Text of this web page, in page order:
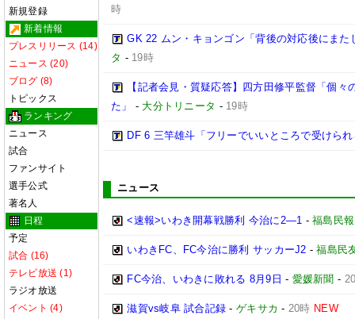
新規登録
新着情報
プレスリリース (14)
ニュース (20)
ブログ (8)
トピックス
ランキング
ニュース
試合
ファンサイト
選手公式
著名人
日程
予定
試合 (16)
テレビ放送 (1)
ラジオ放送
イベント (4)
時
GK 22 ムン・キョンゴン「背後の対応後にま
タ - 19時
【記者会見・質疑応答】四方田修平監督「個
た」
- 大分トリニータ - 19時
DF 6 三竿雄斗「フリーでいいところで受けら
ニュース
<速報>いわき開幕戦勝利 今治に2―1 -福島民報
いわきFC、FC今治に勝利 サッカーJ2 -福島民
FC今治、いわきに敗れる 8月9日 - 愛媛新聞 -
滋賀vs岐阜 試合記録 -ゲキサカ - 20時 NEW